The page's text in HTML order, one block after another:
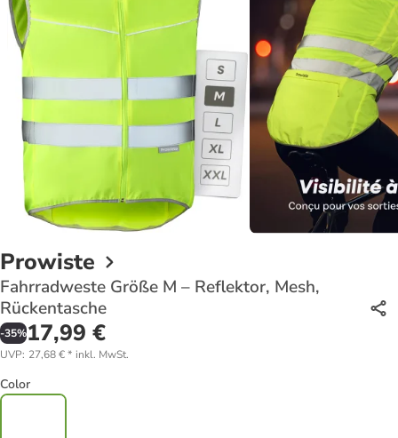
Prowiste
Fahrradweste Größe M – Reflektor, Mesh,
Rückentasche
-35%17,99 €
UVP: 27,68 €* inkl. MwSt.
Color